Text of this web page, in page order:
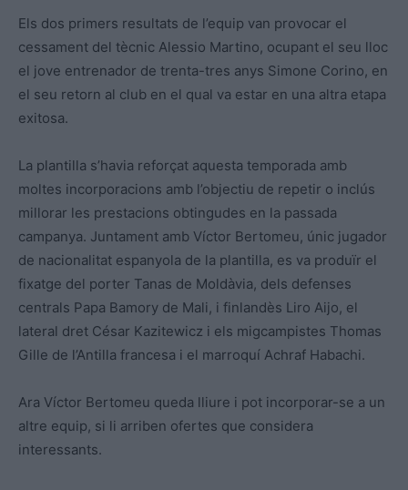
Els dos primers resultats de l’equip van provocar el
cessament del tècnic Alessio Martino, ocupant el seu lloc
el jove entrenador de trenta-tres anys Simone Corino, en
el seu retorn al club en el qual va estar en una altra etapa
exitosa.
La plantilla s’havia reforçat aquesta temporada amb
moltes incorporacions amb l’objectiu de repetir o inclús
millorar les prestacions obtingudes en la passada
campanya. Juntament amb Víctor Bertomeu, únic jugador
de nacionalitat espanyola de la plantilla, es va produïr el
fixatge del porter Tanas de Moldàvia, dels defenses
centrals Papa Bamory de Mali, i finlandès Liro Aijo, el
lateral dret César Kazitewicz i els migcampistes Thomas
Gille de l’Antilla francesa i el marroquí Achraf Habachi.
Ara Víctor Bertomeu queda lliure i pot incorporar-se a un
altre equip, si li arriben ofertes que considera
interessants.